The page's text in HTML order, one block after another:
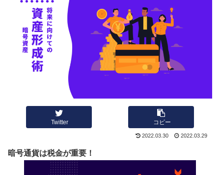
Twitter コピー
2022.03.30 2022.03.29
暗号通貨は税金が重要！